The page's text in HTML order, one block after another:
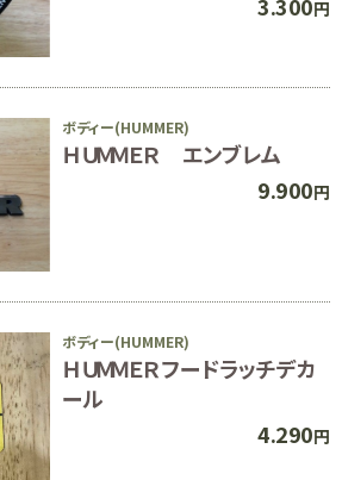
円
ボディー(HUMMER)
ＨＵＭＭＥＲ エンブレム
9.900円
ボディー(HUMMER)
ＨＵＭＭＥＲフードラッチデカ
ール
4.290円